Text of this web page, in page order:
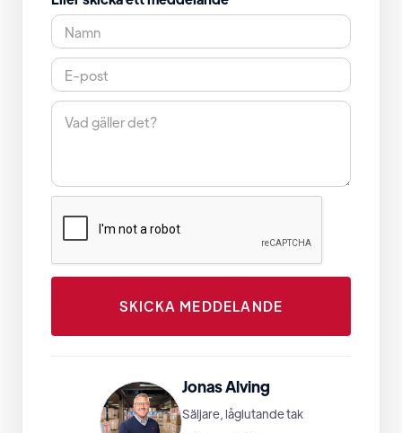
Jonas Alving
Säljare, låglutande tak